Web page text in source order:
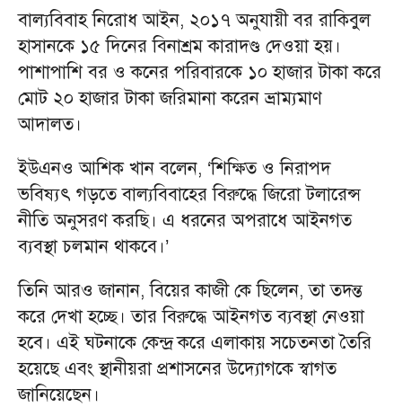
বাল্যবিবাহ নিরোধ আইন, ২০১৭ অনুযায়ী বর রাকিবুল
হাসানকে ১৫ দিনের বিনাশ্রম কারাদণ্ড দেওয়া হয়।
পাশাপাশি বর ও কনের পরিবারকে ১০ হাজার টাকা করে
মোট ২০ হাজার টাকা জরিমানা করেন ভ্রাম্যমাণ
আদালত।
ইউএনও আশিক খান বলেন, ‘শিক্ষিত ও নিরাপদ
ভবিষ্যৎ গড়তে বাল্যবিবাহের বিরুদ্ধে জিরো টলারেন্স
নীতি অনুসরণ করছি। এ ধরনের অপরাধে আইনগত
ব্যবস্থা চলমান থাকবে।’
তিনি আরও জানান, বিয়ের কাজী কে ছিলেন, তা তদন্ত
করে দেখা হচ্ছে। তার বিরুদ্ধে আইনগত ব্যবস্থা নেওয়া
হবে। এই ঘটনাকে কেন্দ্র করে এলাকায় সচেতনতা তৈরি
হয়েছে এবং স্থানীয়রা প্রশাসনের উদ্যোগকে স্বাগত
জানিয়েছেন।